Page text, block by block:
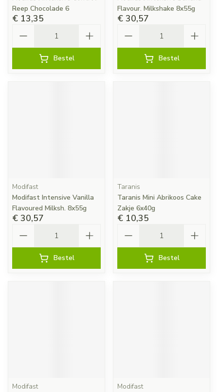
Reep Chocolade 6
€ 13,35
Bestel
Flavour. Milkshake 8x55g
€ 30,57
Bestel
Modifast
Modifast Intensive Vanilla
Flavoured Milksh. 8x55g
€ 30,57
Bestel
Taranis
Taranis Mini Abrikoos Cake
Zakje 6x40g
€ 10,35
Bestel
Modifast
Modifast